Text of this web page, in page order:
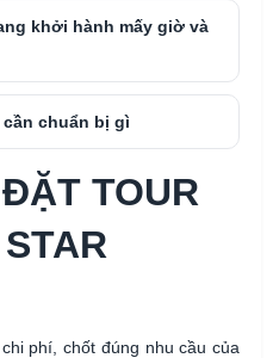
khởi hành mấy giờ và
chuẩn bị gì
TOUR
phí, chốt đúng nhu cầu của